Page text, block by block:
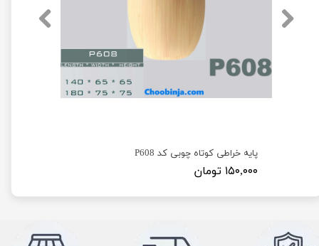
پایه خراطی کوتاه چوبی کد P608
۱۵۰,۰۰۰ تومان